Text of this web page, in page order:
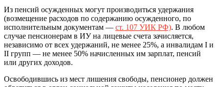
Из пенсий осужденных могут производиться удержания
(возмещение расходов по содержанию осужденного, по
исполнительным документам — ст. 107 УИК РФ). В любом
случае пенсионерам в ИУ на лицевые счета зачисляется,
независимо от всех удержаний, не менее 25%, а инвалидам I и
II групп — не менее 50% начисленных им зарплат, пенсий
или других доходов.
Освободившись из мест лишения свободы, пенсионер должен